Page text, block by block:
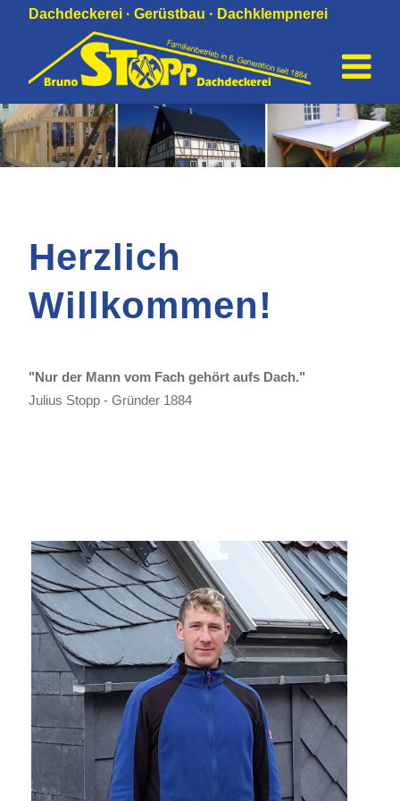
Dachdeckerei · Gerüstbau · Dachklempnerei
Herzlich
Willkommen!
"Nur der Mann vom Fach gehört aufs Dach."
Julius Stopp - Gründer 1884